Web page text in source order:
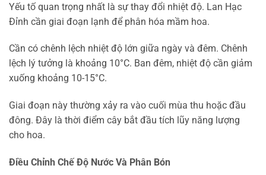
Yếu tố quan trọng nhất là sự thay đổi nhiệt độ. Lan Hạc
Đỉnh cần giai đoạn lạnh để phân hóa mầm hoa.
Cần có chênh lệch nhiệt độ lớn giữa ngày và đêm. Chênh
lệch lý tưởng là khoảng 10°C. Ban đêm, nhiệt độ cần giảm
xuống khoảng 10-15°C.
Giai đoạn này thường xảy ra vào cuối mùa thu hoặc đầu
đông. Đây là thời điểm cây bắt đầu tích lũy năng lượng
cho hoa.
Điều Chỉnh Chế Độ Nước Và Phân Bón